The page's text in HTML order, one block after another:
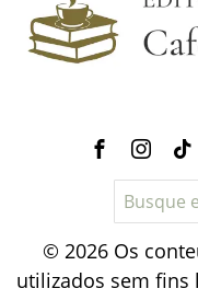
© 2026Os
utilizados sem fins